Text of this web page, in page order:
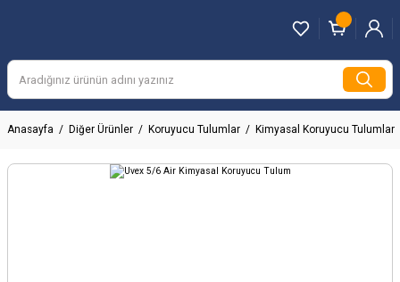
Anasayfa Diğer Ürünler Koruyucu Tulumlar Kimyasal Koruyucu Tulumlar